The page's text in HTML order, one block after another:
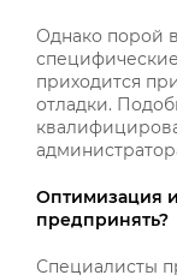
Однако порой
приходится
отладки.
Оптимизация
предпринять?
Специалисты